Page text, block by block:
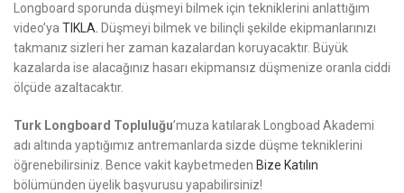
Longboard sporunda düşmeyi bilmek için tekniklerini anlattığım
video’ya TIKLA. Düşmeyi bilmek ve bilinçli şekilde ekipmanlarınızı
takmanız sizleri her zaman kazalardan koruyacaktır. Büyük
kazalarda ise alacağınız hasarı ekipmansız düşmenize oranla ciddi
ölçüde azaltacaktır.
Turk Longboard Topluluğu’muza katılarak Longboad Akademi
adı altında yaptığımız antremanlarda sizde düşme tekniklerini
öğrenebilirsiniz. Bence vakit kaybetmeden Bize Katılın
bölümünden üyelik başvurusu yapabilirsiniz!